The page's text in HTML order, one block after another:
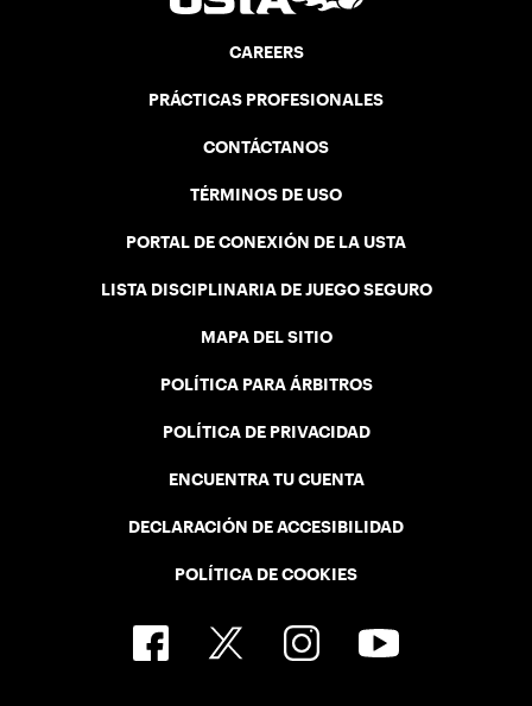
CAREERS
PRÁCTICAS PROFESIONALES
CONTÁCTANOS
TÉRMINOS DE USO
PORTAL DE CONEXIÓN DE LA USTA
LISTA DISCIPLINARIA DE JUEGO SEGURO
MAPA DEL SITIO
POLÍTICA PARA ÁRBITROS
POLÍTICA DE PRIVACIDAD
ENCUENTRA TU CUENTA
DECLARACIÓN DE ACCESIBILIDAD
POLÍTICA DE COOKIES